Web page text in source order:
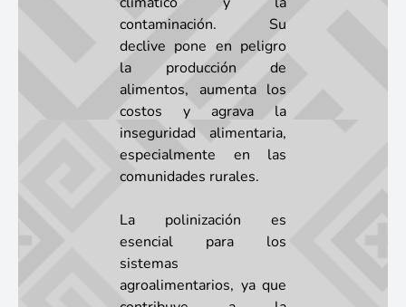
contaminación. Su
declive pone en peligro
la producción de
alimentos, aumenta los
costos y agrava la
inseguridad alimentaria,
especialmente en las
comunidades rurales.
La polinización es
esencial para los
sistemas
agroalimentarios, ya que